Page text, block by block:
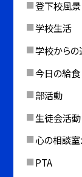
登下校風景
学校生活
学校からの
今日の給食
部活動
生徒会活動
心の相談室
PTA